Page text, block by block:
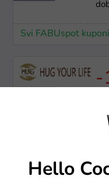
Svi FABUspot kuponi
-
Svi Hug Your Life
-
Hello